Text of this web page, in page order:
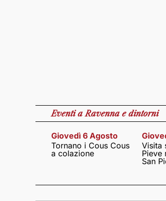
Eventia Ravenna e dintorni
Giovedì 6 Agosto
Tornano i Cous Cous
a colazione
Visita
Pieve
San